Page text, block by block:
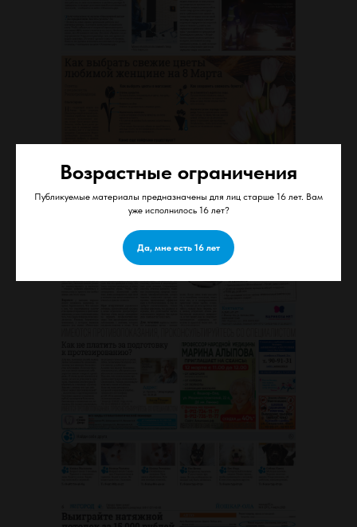
Возрастные ограничения
Публикуемые материалы предназначены для лиц старше 16 лет. Вам
уже исполнилось 16 лет?
Да, мне есть 16 лет